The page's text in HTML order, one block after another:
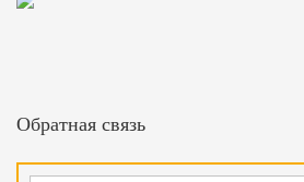
Обратная связь